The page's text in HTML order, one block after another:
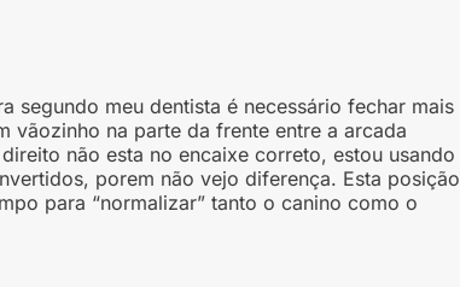
segundo meu dentista é necessário fechar mais
vãozinho na parte da frente entre a arcada
não esta no encaixe correto, estou usando
porem não vejo diferença. Esta posição
para “normalizar” tanto o canino como o